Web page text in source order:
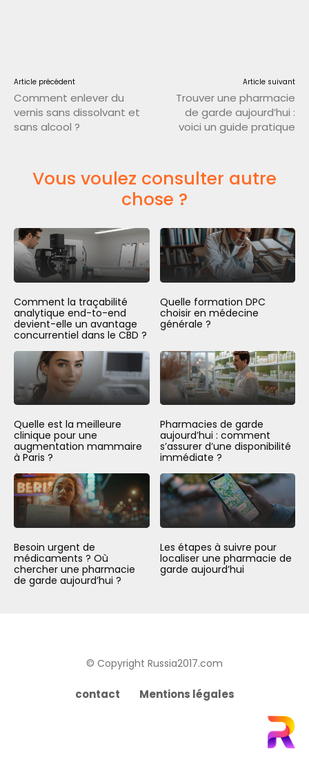
Article précédent
Comment enlever du
vernis sans dissolvant et
sans alcool ?
Article suivant
Trouver une pharmacie
de garde aujourd’hui :
voici un guide pratique
Vous voulez consulter autre
chose ?
Comment la traçabilité
analytique end-to-end
devient-elle un avantage
concurrentiel dans le CBD ?
Quelle formation DPC
choisir en médecine
générale ?
Quelle est la meilleure
clinique pour une
augmentation mammaire
à Paris ?
Pharmacies de garde
aujourd’hui : comment
s’assurer d’une disponibilité
immédiate ?
Besoin urgent de
médicaments ? Où
chercher une pharmacie
de garde aujourd’hui ?
Les étapes à suivre pour
localiser une pharmacie de
garde aujourd’hui
© Copyright Russia2017.com
contact Mentions légales